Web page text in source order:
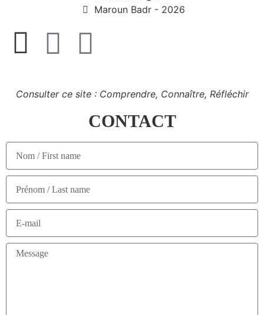
Maroun Badr - 2026
Consulter ce site : Comprendre, Connaître, Réfléchir
CONTACT